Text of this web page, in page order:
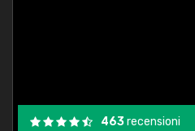
463recensioni